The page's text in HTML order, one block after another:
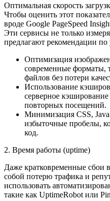
Оптимальная скорость
Чтобы оценить этот
вроде Google PageSpeed
Эти сервисы не только
предлагают рекомендации
Оптимизация
современные форматы,
файлов без потери
Использование
серверное кэширование
повторных посещений.
Минимизация CSS,
избыточные пробелы,
код.
2. Время работы (uptime)
Даже кратковременные сбои
собой потерю трафика и
использовать
такие как UptimeRobot или